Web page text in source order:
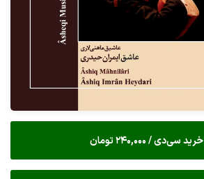
خرید سی‌دی / 240,000 تومان